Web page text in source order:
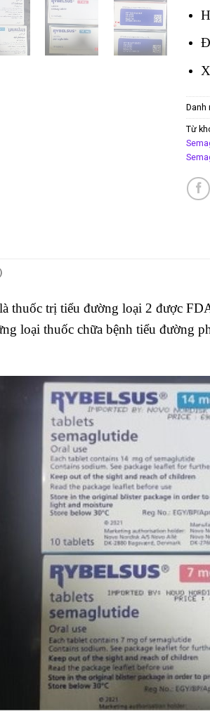
Danh
Từ
là thuốc trị tiểu đường loại 2 được
loại thuốc chữa bệnh tiểu đường